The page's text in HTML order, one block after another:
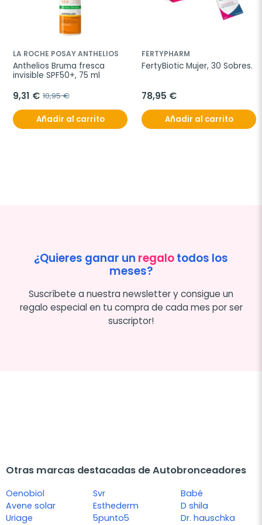
LA ROCHE POSAY ANTHELIOS
Anthelios Bruma fresca
invisible SPF50+, 75 ml
9,31 € 10,95 €
Añadir al carrito
FERTYPHARM
FertyBiotic Mujer, 30 Sobres.
78,95 €
Añadir al carrito
¿Quieres ganar un regalotodos los
meses?
Suscríbete a nuestra newsletter y consigue un
regalo especial en tu compra de cada mes por ser
suscriptor!
Otras marcas destacadas de Autobronceadores
Oenobiol
Avene solar
Uriage
Svr
Esthederm
5punto5
Babé
D shila
Dr. hauschka